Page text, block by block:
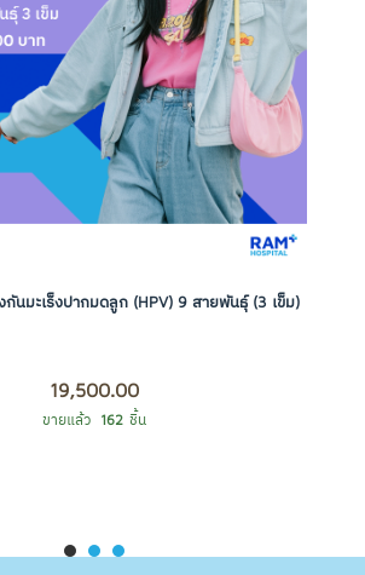
นมะเร็งปากมดลูก (HPV) 9 สายพันธุ์ (3 เข็ม)
19,500.00
ขายแล้ว 162 ชิ้น